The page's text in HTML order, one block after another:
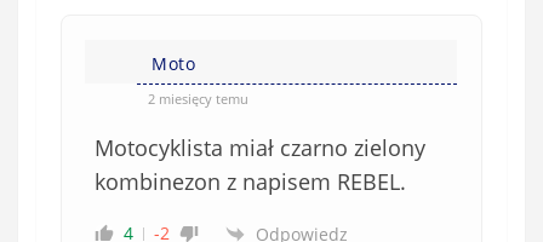
Moto
2 miesięcy temu
Motocyklista miał czarno zielony
kombinezon z napisem REBEL.
4 -2 Odpowiedz